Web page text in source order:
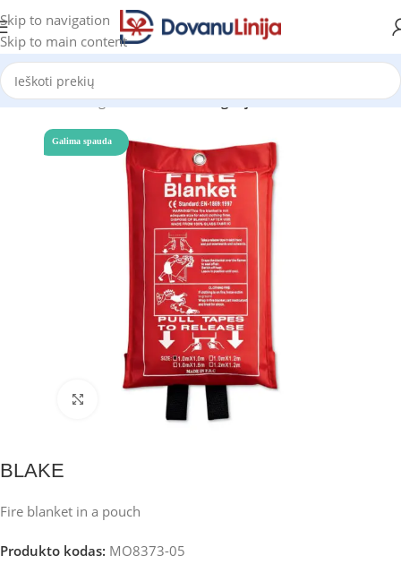
Skip to navigation
Skip to main content
Pradžia Katalogas Prekes be kategorijos
Galima spauda
Click to enlarge
BLAKE
Fire blanket in a pouch
Produkto kodas: MO8373-05